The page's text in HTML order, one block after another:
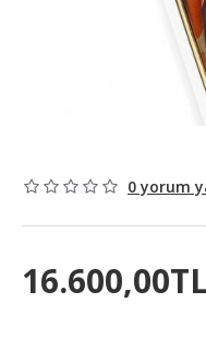
0 yorum
16.600,00TL